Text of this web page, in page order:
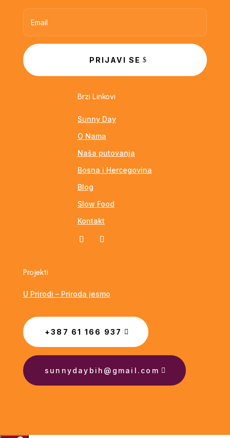
PRIJAVI SE
Brzi Linkovi
Sunny Day
O Nama
Naša putovanja
Bosna i Hercegovina
Blog
Slow Food
Kontakt
Projekti
U Prirodi – Priroda jesmo
+387 61 166 937
sunnydaybih@gmail.com